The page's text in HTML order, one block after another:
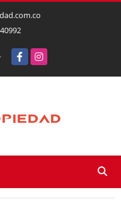
FacebookInstagram